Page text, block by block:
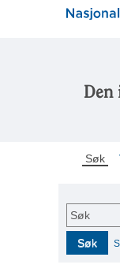
Den
Søk
Søk
Søk